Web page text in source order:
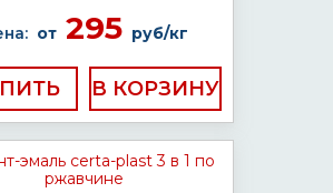
от295 руб/кг